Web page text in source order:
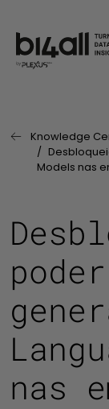
Página Anterior:
Knowledge
Models nas
nas